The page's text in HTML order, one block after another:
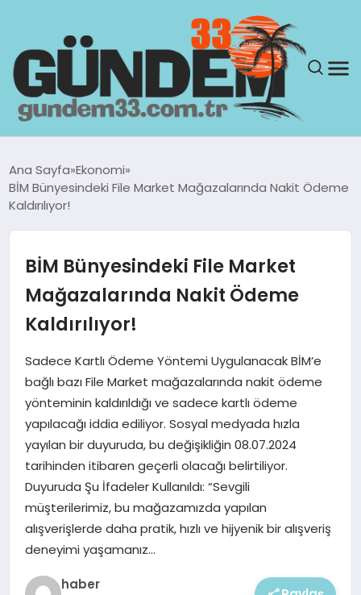
GÜNDEM
TEKNOLOJI
EKONOMI
MAGAZIN
Ana Sayfa Ekonomi
BİM Bünyesindeki File Market Mağazalarında Nakit Ödeme
Kaldırılıyor!
BİM Bünyesindeki File Market
Mağazalarında Nakit Ödeme
Kaldırılıyor!
Sadece Kartlı Ödeme Yöntemi Uygulanacak BİM’e
bağlı bazı File Market mağazalarında nakit ödeme
yönteminin kaldırıldığı ve sadece kartlı ödeme
yapılacağı iddia ediliyor. Sosyal medyada hızla
yayılan bir duyuruda, bu değişikliğin 08.07.2024
tarihinden itibaren geçerli olacağı belirtiliyor.
Duyuruda Şu İfadeler Kullanıldı: “Sevgili
müşterilerimiz, bu mağazamızda yapılan
alışverişlerde daha pratik, hızlı ve hijyenik bir alışveriş
deneyimi yaşamanız…
haber